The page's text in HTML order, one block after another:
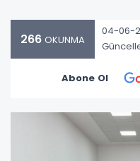
266 OKUNMA
04-06-
Abone Ol